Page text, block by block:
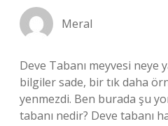
Meral
Deve Tabanı meyvesi neye
bilgiler sade, bir tık daha
yenmezdi. Ben burada şu
tabanı nedir? Deve tabanı